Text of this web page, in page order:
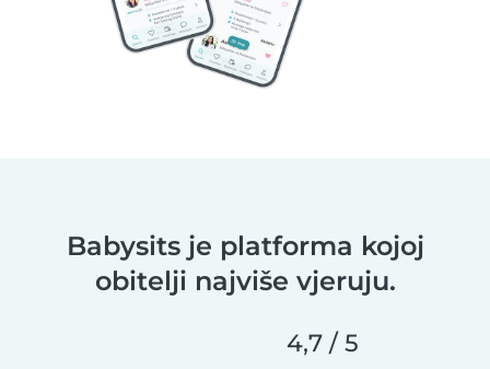
Babysits je platforma kojoj
obitelji najviše vjeruju.
4,7 / 5